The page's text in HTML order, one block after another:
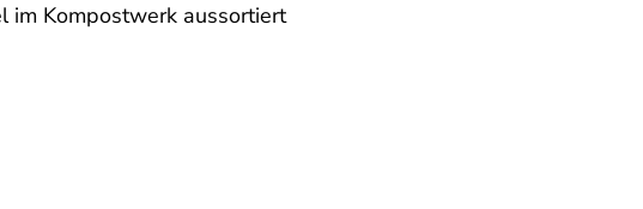
im Kompostwerk aussortiert